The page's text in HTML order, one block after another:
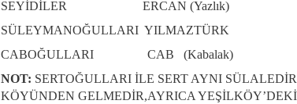
SEYİDİLER ERCAN (Yazlık)
SÜLEYMANOĞULLARI YILMAZTÜRK
CABOĞULLARI CAB (Kabalak)
NOT: SERTOĞULLARI İLE SERT AYNI
KÖYÜNDEN GELMEDİR,AYRICA